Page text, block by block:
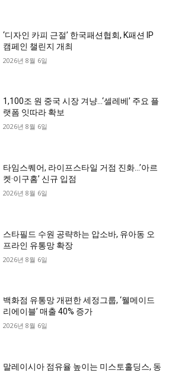
‘디자인 카피 근절’ 한국패션협회, K패션 IP
캠페인 챌린지 개최
2026년 8월 6일
1,100조 원 중국 시장 겨냥…‘셀레베’ 주요 플
랫폼 잇따라 확보
2026년 8월 6일
타임스퀘어, 라이프스타일 거점 진화…’아르
켓·이구홈’ 신규 입점
2026년 8월 6일
스타필드 수원 공략하는 압소바, 유아동 오
프라인 유통망 확장
2026년 8월 6일
백화점 유통망 개편한 세정그룹, ‘웰메이드
리에이블’ 매출 40% 증가
2026년 8월 6일
말레이시아 점유율 높이는 미스토홀딩스, 동